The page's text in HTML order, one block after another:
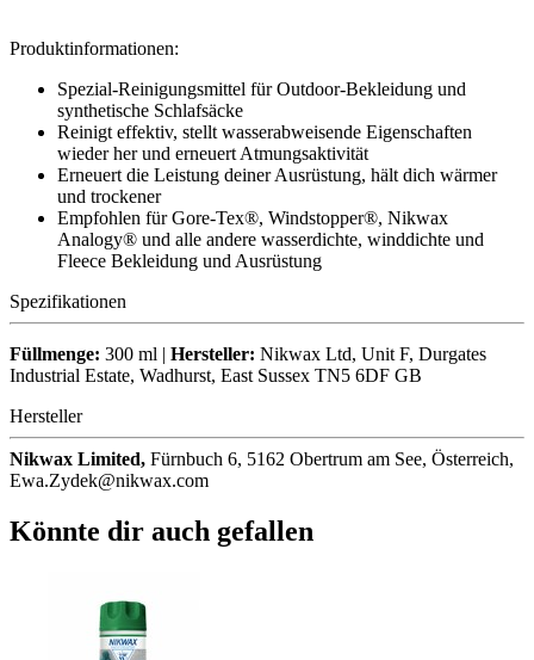
Produktinformationen:
Spezial-Reinigungsmittel für Outdoor-Bekleidung und
synthetische Schlafsäcke
Reinigt effektiv, stellt wasserabweisende Eigenschaften
wieder her und erneuert Atmungsaktivität
Erneuert die Leistung deiner Ausrüstung, hält dich wärmer
und trockener
Empfohlen für Gore-Tex®, Windstopper®, Nikwax
Analogy® und alle andere wasserdichte, winddichte und
Fleece Bekleidung und Ausrüstung
Spezifikationen
Füllmenge: 300 ml | Hersteller: Nikwax Ltd, Unit F, Durgates
Industrial Estate, Wadhurst, East Sussex TN5 6DF GB
Hersteller
Nikwax Limited, Fürnbuch 6, 5162 Obertrum am See, Österreich,
Ewa.Zydek@nikwax.com
Könnte dir auch gefallen